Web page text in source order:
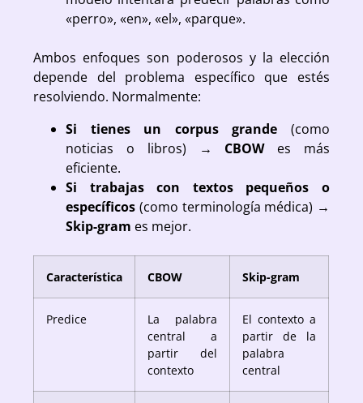
«perro», «en», «el», «parque».
Ambos enfoques son poderosos y la elección
depende del problema específico que estés
resolviendo. Normalmente:
Si tienes un corpus grande (como
noticias o libros)
→ CBOWes más
eficiente.
Si trabajas con textos pequeños o
específicos (como terminología médica) →
Skip-gram es mejor.
Característica CBOW Skip-gram
Predice
La palabra
central a
partir del
contexto
El contexto a
partir de la
palabra
central